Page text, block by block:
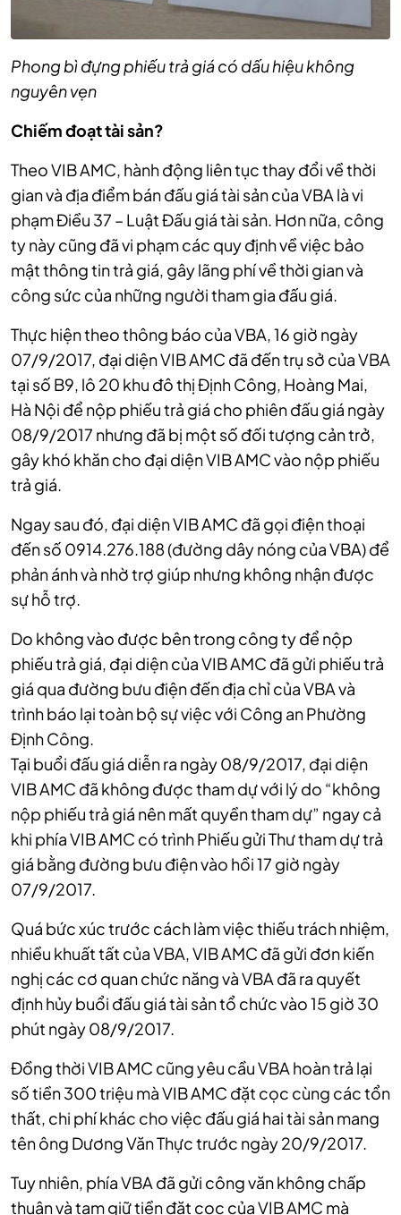
Phong bì đựng phiếu trả giá có dấu hiệu không
nguyên vẹn
Chiếm đoạt tài sản?
Theo VIB AMC, hành động liên tục thay đổi về thời
gian và địa điểm bán đấu giá tài sản của VBA là vi
phạm Điều 37 – Luật Đấu giá tài sản. Hơn nữa, công
ty này cũng đã vi phạm các quy định về việc bảo
mật thông tin trả giá, gây lãng phí về thời gian và
công sức của những người tham gia đấu giá.
Thực hiện theo thông báo của VBA, 16 giờ ngày
07/9/2017, đại diện VIB AMC đã đến trụ sở của VBA
tại số B9, lô 20 khu đô thị Định Công, Hoàng Mai,
Hà Nội để nộp phiếu trả giá cho phiên đấu giá ngày
08/9/2017 nhưng đã bị một số đối tượng cản trở,
gây khó khăn cho đại diện VIB AMC vào nộp phiếu
trả giá.
Ngay sau đó, đại diện VIB AMC đã gọi điện thoại
đến số 0914.276.188 (đường dây nóng của VBA) để
phản ánh và nhờ trợ giúp nhưng không nhận được
sự hỗ trợ.
Do không vào được bên trong công ty để nộp
phiếu trả giá, đại diện của VIB AMC đã gửi phiếu trả
giá qua đường bưu điện đến địa chỉ của VBA và
trình báo lại toàn bộ sự việc với Công an Phường
Định Công.
Tại buổi đấu giá diễn ra ngày 08/9/2017, đại diện
VIB AMC đã không được tham dự với lý do “không
nộp phiếu trả giá nên mất quyền tham dự” ngay cả
khi phía VIB AMC có trình Phiếu gửi Thư tham dự trả
giá bằng đường bưu điện vào hồi 17 giờ ngày
07/9/2017.
Quá bức xúc trước cách làm việc thiếu trách nhiệm,
nhiều khuất tất của VBA, VIB AMC đã gửi đơn kiến
nghị các cơ quan chức năng và VBA đã ra quyết
định hủy buổi đấu giá tài sản tổ chức vào 15 giờ 30
phút ngày 08/9/2017.
Đồng thời VIB AMC cũng yêu cầu VBA hoàn trả lại
số tiền 300 triệu mà VIB AMC đặt cọc cùng các tổn
thất, chi phí khác cho việc đấu giá hai tài sản mang
tên ông Dương Văn Thực trước ngày 20/9/2017.
Tuy nhiên, phía VBA đã gửi công văn không chấp
thuận và tạm giữ tiền đặt cọc của VIB AMC mà